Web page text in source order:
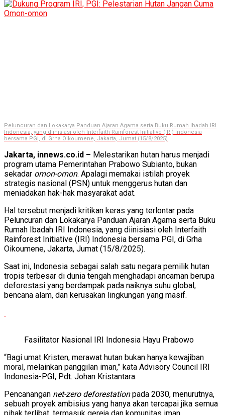
Peluncuran dan Lokakarya Panduan Ajaran Agama serta Buku Rumah Ibadah IRI
Indonesia, yang diinisiasi oleh Interfaith Rainforest Initiative (IRI) Indonesia
bersama PGI, di Grha Oikoumene, Jakarta, Jumat (15/8/2025)
Jakarta, innews.co.id – Melestarikan hutan harus menjadi
program utama Pemerintahan Prabowo Subianto, bukan
sekadar omon-omon. Apalagi memakai istilah proyek
strategis nasional (PSN) untuk menggerus hutan dan
meniadakan hak-hak masyarakat adat.
Hal tersebut menjadi kritikan keras yang terlontar pada
Peluncuran dan Lokakarya Panduan Ajaran Agama serta Buku
Rumah Ibadah IRI Indonesia, yang diinisiasi oleh Interfaith
Rainforest Initiative (IRI) Indonesia bersama PGI, di Grha
Oikoumene, Jakarta, Jumat (15/8/2025).
Saat ini, Indonesia sebagai salah satu negara pemilik hutan
tropis terbesar di dunia tengah menghadapi ancaman berupa
deforestasi yang berdampak pada naiknya suhu global,
bencana alam, dan kerusakan lingkungan yang masif.
Fasilitator Nasional IRI Indonesia Hayu Prabowo
“Bagi umat Kristen, merawat hutan bukan hanya kewajiban
moral, melainkan panggilan iman,” kata Advisory Council IRI
Indonesia-PGI, Pdt. Johan Kristantara.
Pencanangan net-zero deforestationpada 2030, menurutnya,
sebuah proyek ambisius yang hanya akan tercapai jika semua